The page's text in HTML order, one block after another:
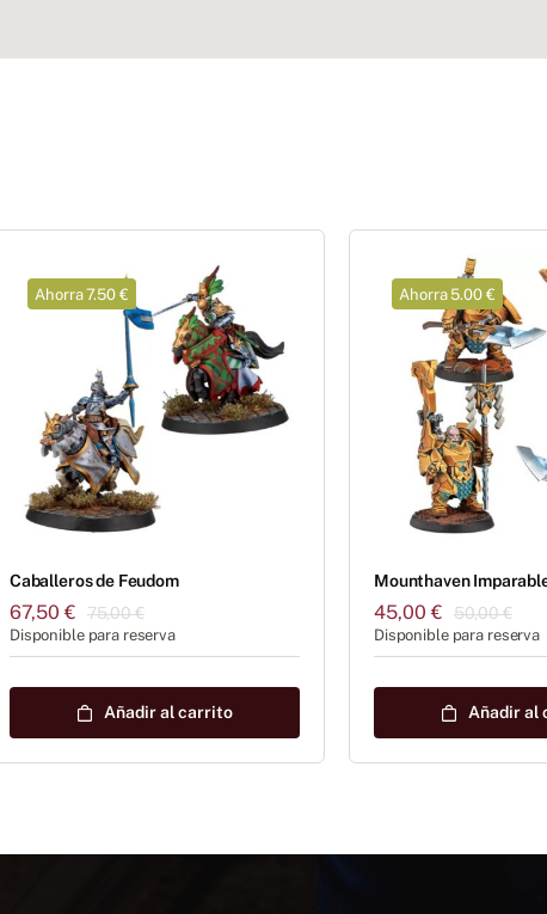
Ahorra 7.50 €
Caballeros de Feudom
75,00€El
precio
era:
67,50€
El
precio
es:
Disponible para reserva
Añadir al carrito
Ahorra 5.00 €
Mounthaven
50,00€El
era:
45,00€
El
es:
Disponible para reserva
Añadir al